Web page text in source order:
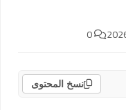
0
نسخ المحتوى